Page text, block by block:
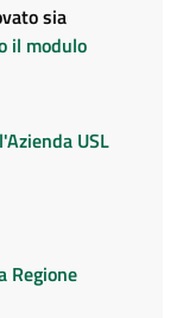
sia
il modulo
USL
Regione